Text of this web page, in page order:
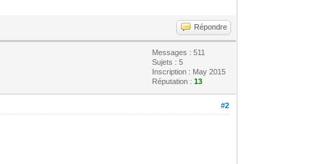
Répondre
Messages : 511
Sujets : 5
Inscription : May 2015
Réputation :13
#2